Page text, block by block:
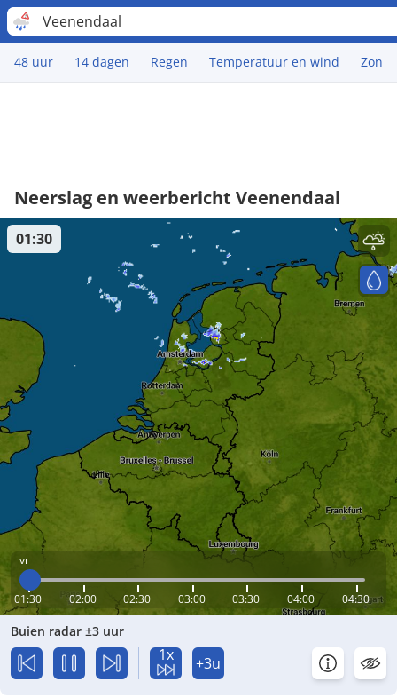
Veenendaal
48 uur 14 dagen Regen Temperatuur en wind Zon
Neerslag en weerbericht Veenendaal
vr
01:30 02:00 02:30 03:00 03:30 04:00 04:30
01:30
Buien radar ±3 uur
1x +3u